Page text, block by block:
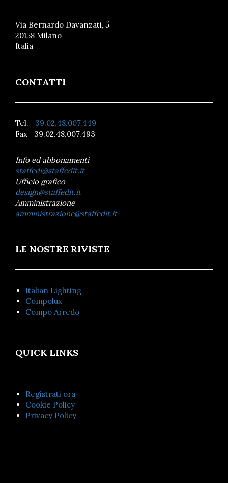
Via Bernardo Davanzati, 5
20158 Milano
Italia
CONTATTI
Tel. +39.02.48.007.449
Fax +39.02.48.007.493
Info ed abbonamenti
staffedi@staffedit.it
Ufficio grafico
design@staffedit.it
Amministrazione
amministrazione@staffedit.it
LE NOSTRE RIVISTE
Italian Lighting
Compolux
Compo Arredo
QUICK LINKS
Registrati ora
Cookie Policy
Privacy Policy